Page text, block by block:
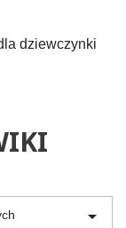
dziewczynki
